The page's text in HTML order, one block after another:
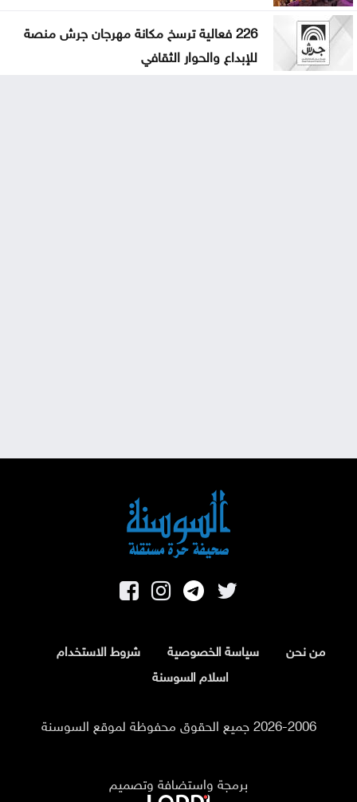
226 فعالية ترسخ مكانة مهرجان جرش منصة
للإبداع والحوار الثقافي
من نحن سياسة الخصوصية
شروط الاستخدام
اسلام السوسنة
2026-2006 جميع الحقوق محفوظة لموقع السوسنة
برمجة واستضافة وتصميم